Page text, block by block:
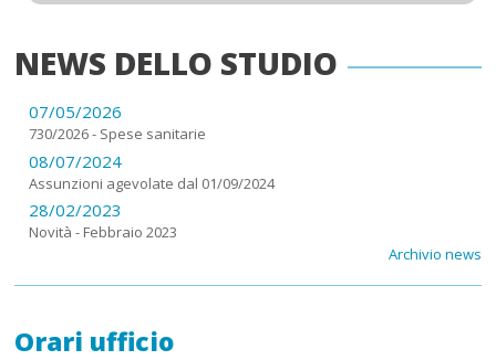
NEWS DELLO STUDIO
07/05/2026
730/2026 - Spese sanitarie
08/07/2024
Assunzioni agevolate dal 01/09/2024
28/02/2023
Novità - Febbraio 2023
Archivio news
Orari ufficio